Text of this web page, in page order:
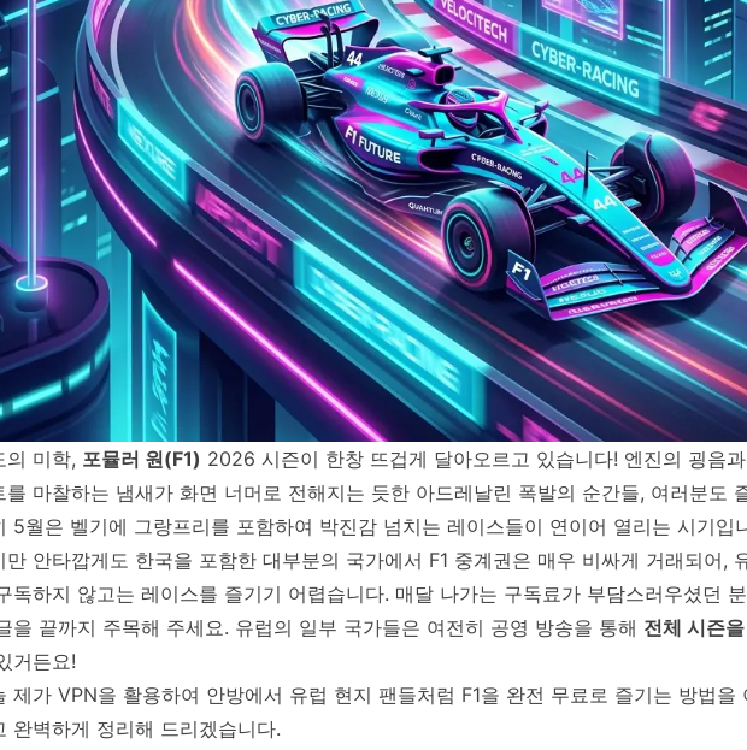
의 미학, 포뮬러 원(F1) 2026 시즌이 한창 뜨겁게 달아오르고 있습니다! 엔진의 굉음
를 마찰하는 냄새가 화면 너머로 전해지는 듯한 아드레날린 폭발의 순간들, 여러분도
5월은 벨기에 그랑프리를 포함하여 박진감 넘치는 레이스들이 연이어 열리는 시기입
만 안타깝게도 한국을 포함한 대부분의 국가에서 F1 중계권은 매우 비싸게 거래되어,
독하지 않고는 레이스를 즐기기 어렵습니다. 매달 나가는 구독료가 부담스러우셨던
을 끝까지 주목해 주세요. 유럽의 일부 국가들은 여전히 공영 방송을 통해 전체 시즌
거든요!
제가 VPN을 활용하여 안방에서 유럽 현지 팬들처럼 F1을 완전 무료로 즐기는 방법을
완벽하게 정리해 드리겠습니다.